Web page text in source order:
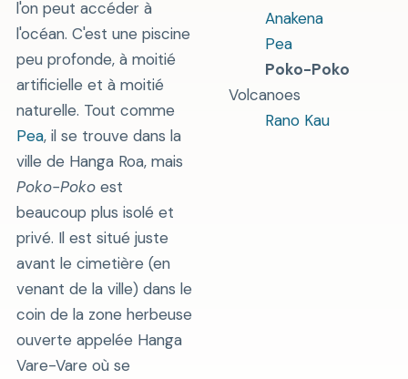
Anakena
Pea
Poko-Poko
Volcanoes
Rano Kau
l'on peut accéder à
l'océan. C'est une piscine
peu profonde, à moitié
artificielle et à moitié
naturelle. Tout comme
Pea, il se trouve dans la
ville de Hanga Roa, mais
Poko-Pokoest
beaucoup plus isolé et
privé. Il est situé juste
avant le cimetière (en
venant de la ville) dans le
coin de la zone herbeuse
ouverte appelée Hanga
Vare-Vare où se